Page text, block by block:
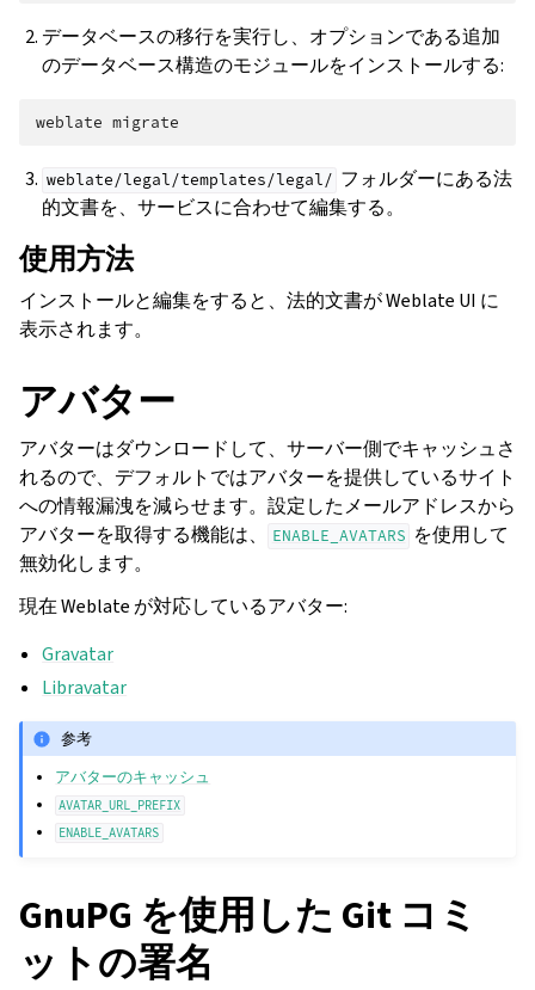
データベースの移行を実行し、オプションである追加
のデータベース構造のモジュールをインストールする:
weblate
weblate/legal/templates/legal/ フォルダーにある法
的文書を、サービスに合わせて編集する。
使用方法
インストールと編集をすると、法的文書が Weblate UI に
表示されます。
アバター
アバターはダウンロードして、サーバー側でキャッシュさ
れるので、デフォルトではアバターを提供しているサイト
への情報漏洩を減らせます。設定したメールアドレスから
アバターを取得する機能は、
ENABLE_AVATARS を使用して
無効化します。
現在 Weblate が対応しているアバター:
Gravatar
Libravatar
参考
アバターのキャッシュ
AVATAR_URL_PREFIX
ENABLE_AVATARS
GnuPG を使用した Git コミ
ットの署名